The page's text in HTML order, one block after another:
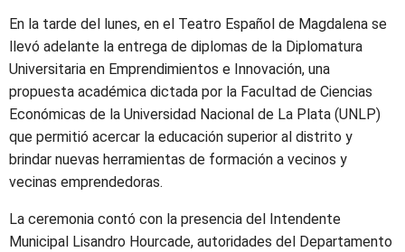
En la tarde del lunes, en el Teatro Español de Magdalena se
llevó adelante la entrega de diplomas de la Diplomatura
Universitaria en Emprendimientos e Innovación, una
propuesta académica dictada por la Facultad de Ciencias
Económicas de la Universidad Nacional de La Plata (UNLP)
que permitió acercar la educación superior al distrito y
brindar nuevas herramientas de formación a vecinos y
vecinas emprendedoras.
La ceremonia contó con la presencia del Intendente
Municipal Lisandro Hourcade, autoridades del Departamento